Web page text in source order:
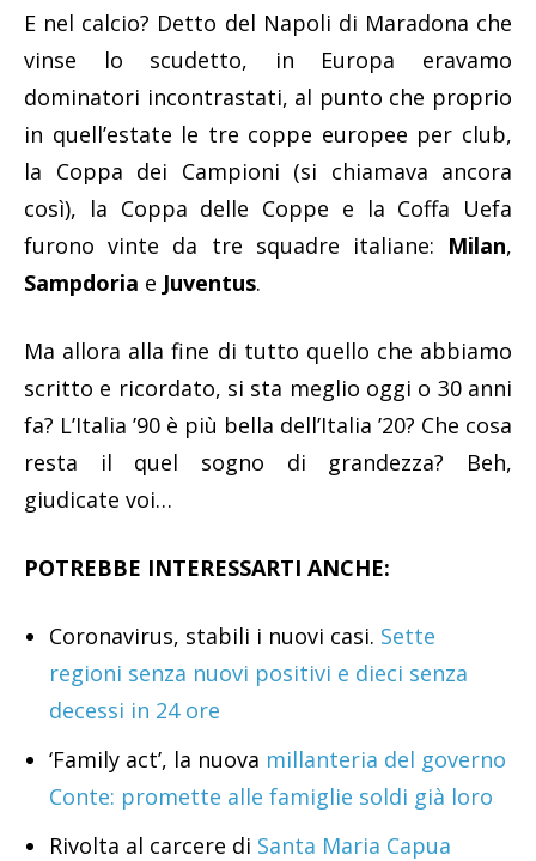
E nel calcio? Detto del Napoli di Maradona che
vinse lo scudetto, in Europa eravamo
dominatori incontrastati, al punto che proprio
in quell’estate le tre coppe europee per club,
la Coppa dei Campioni (si chiamava ancora
così), la Coppa delle Coppe e la Coffa Uefa
furono vinte da tre squadre italiane: Milan,
Sampdoria e Juventus.
Ma allora alla fine di tutto quello che abbiamo
scritto e ricordato, si sta meglio oggi o 30 anni
fa? L’Italia ’90 è più bella dell’Italia ’20? Che cosa
resta il quel sogno di grandezza? Beh,
giudicate voi…
POTREBBE INTERESSARTI ANCHE:
Coronavirus, stabili i nuovi casi. Sette
regioni senza nuovi positivi e dieci senza
decessi in 24 ore
‘Family act’, la nuova millanteria del governo
Conte: promette alle famiglie soldi già loro
Rivolta al carcere di Santa Maria Capua